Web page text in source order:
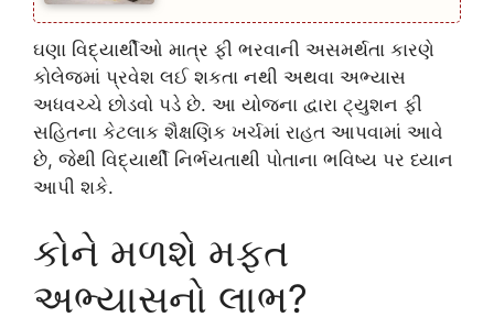
ઘણા વિદ્યાર્થીઓ માત્ર ફી ભરવાની અસમર્થતા કારણે
કોલેજમાં પ્રવેશ લઈ શકતા નથી અથવા અભ્યાસ
અધવચ્ચે છોડવો પડે છે. આ યોજના દ્વારા ટ્યુશન ફી
સહિતના કેટલાક શૈક્ષણિક ખર્ચમાં રાહત આપવામાં આવે
છે, જેથી વિદ્યાર્થી નિર્ભયતાથી પોતાના ભવિષ્ય પર ધ્યાન
આપી શકે.
કોને મળશે મફત
અભ્યાસનો લાભ?